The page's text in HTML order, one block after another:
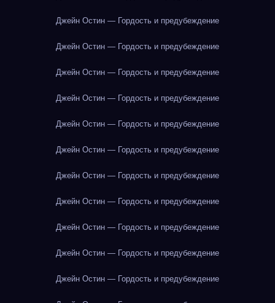
Джейн Остин — Гордость и предубеждение
Джейн Остин — Гордость и предубеждение
Джейн Остин — Гордость и предубеждение
Джейн Остин — Гордость и предубеждение
Джейн Остин — Гордость и предубеждение
Джейн Остин — Гордость и предубеждение
Джейн Остин — Гордость и предубеждение
Джейн Остин — Гордость и предубеждение
Джейн Остин — Гордость и предубеждение
Джейн Остин — Гордость и предубеждение
Джейн Остин — Гордость и предубеждение